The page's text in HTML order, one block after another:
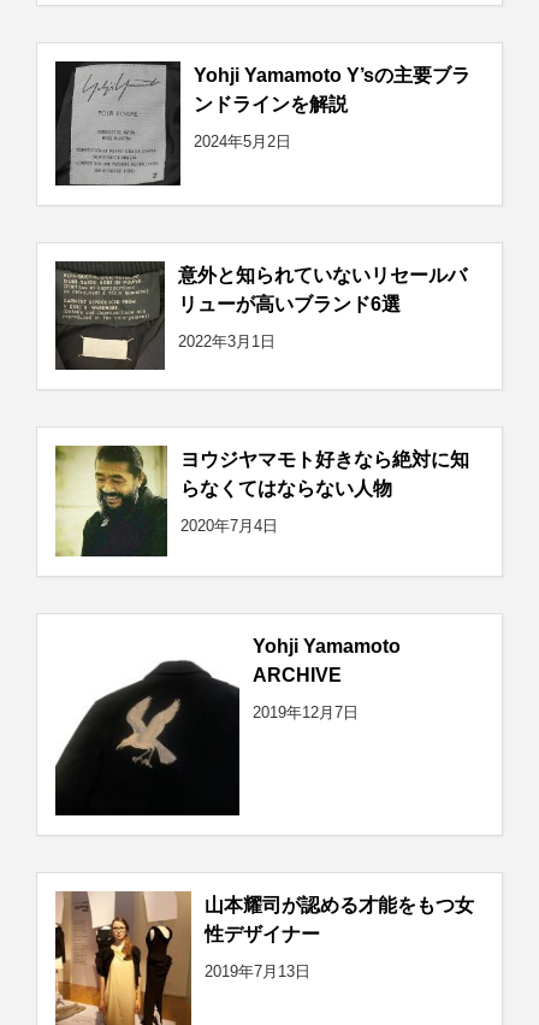
Yohji Yamamoto Y’sの主要ブラ
ンドラインを解説
2024年5月2日
意外と知られていないリセールバ
リューが高いブランド6選
2022年3月1日
ヨウジヤマモト好きなら絶対に知
らなくてはならない人物
2020年7月4日
Yohji Yamamoto
ARCHIVE
2019年12月7日
山本耀司が認める才能をもつ女
性デザイナー
2019年7月13日